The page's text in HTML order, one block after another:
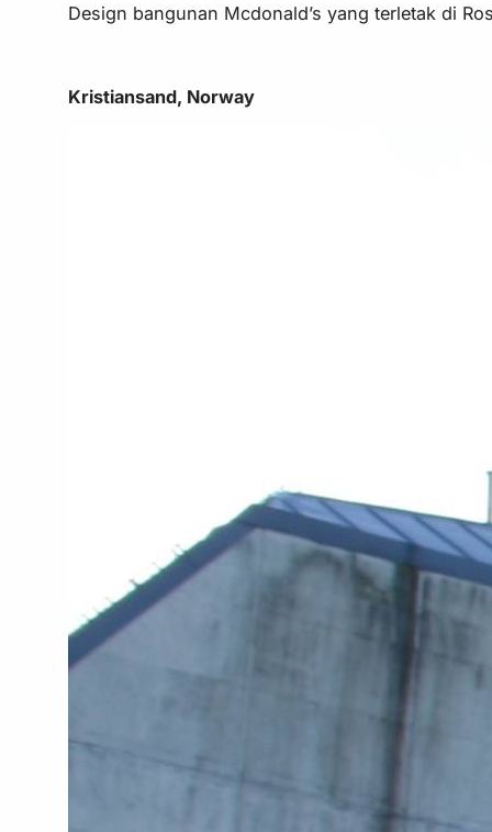
Design bangunan Mcdonald’s yang terletak di
Kristiansand, Norway